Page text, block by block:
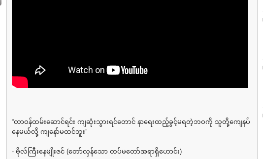
“တာဝန်ထမ်းဆောင်ရင်း ကျဆုံးသွားရင်တောင် နာရေးထည့်ခွင့်မရတဲ့ဘဝကို သူတို့ကျေနပ်
နေမယ်လို့ ကျနော်မထင်ဘူး”
- ဗိုလ်ကြီးနေမျိုးဇင် (တော်လှန်သော တပ်မတော်အရာရှိဟောင်း)